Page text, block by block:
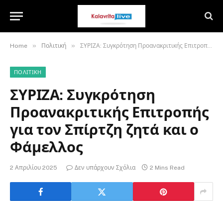
Home » Πολιτική » ΣΥΡΙΖΑ: Συγκρότηση Προανακριτικής Επιτροπής για τον Σπίρτζη ζητά και ο Φάμελλος
ΠΟΛΙΤΙΚΉ
ΣΥΡΙΖΑ: Συγκρότηση
Προανακριτικής Επιτροπής
για τον Σπίρτζη ζητά και ο
Φάμελλος
2 Απριλίου 2025 Δεν υπάρχουν Σχόλια 2 Mins Read